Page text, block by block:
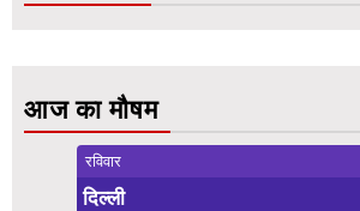
आज का मौषम
रविवार
दिल्ली